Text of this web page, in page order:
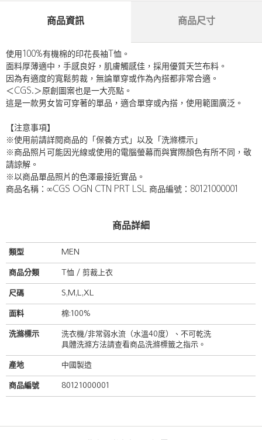
商品資訊 商品尺寸
使用100%有機棉的印花長袖T恤。
面料厚薄適中，手感良好，肌膚觸感佳，採用優質天竺布料。
因為有適度的寬鬆剪裁，無論單穿或作為內搭都非常合適。
＜CGS.＞原創圖案也是一大亮點。
這是一款男女皆可穿著的單品，適合單穿或內搭，使用範圍廣泛。
【注意事項】
※使用前請詳閱商品的「保養方式」以及「洗滌標示」
※商品照片可能因光線或使用的電腦螢幕而與實際顏色有所不同，敬
請諒解。
※以商品單品照片的色澤最接近實品。
商品名稱：∞CGS OGN CTN PRT LSL 商品編號：80121000001
商品詳細
類型 MEN
商品分類 T恤 / 剪裁上衣
尺碼 S,M,L,XL
面料 棉:100%
洗滌標示
洗衣機/非常弱水流（水溫40度）、不可乾洗
具體洗滌方法請查看商品洗滌標籤之指示。
產地 中國製造
商品編號 80121000001